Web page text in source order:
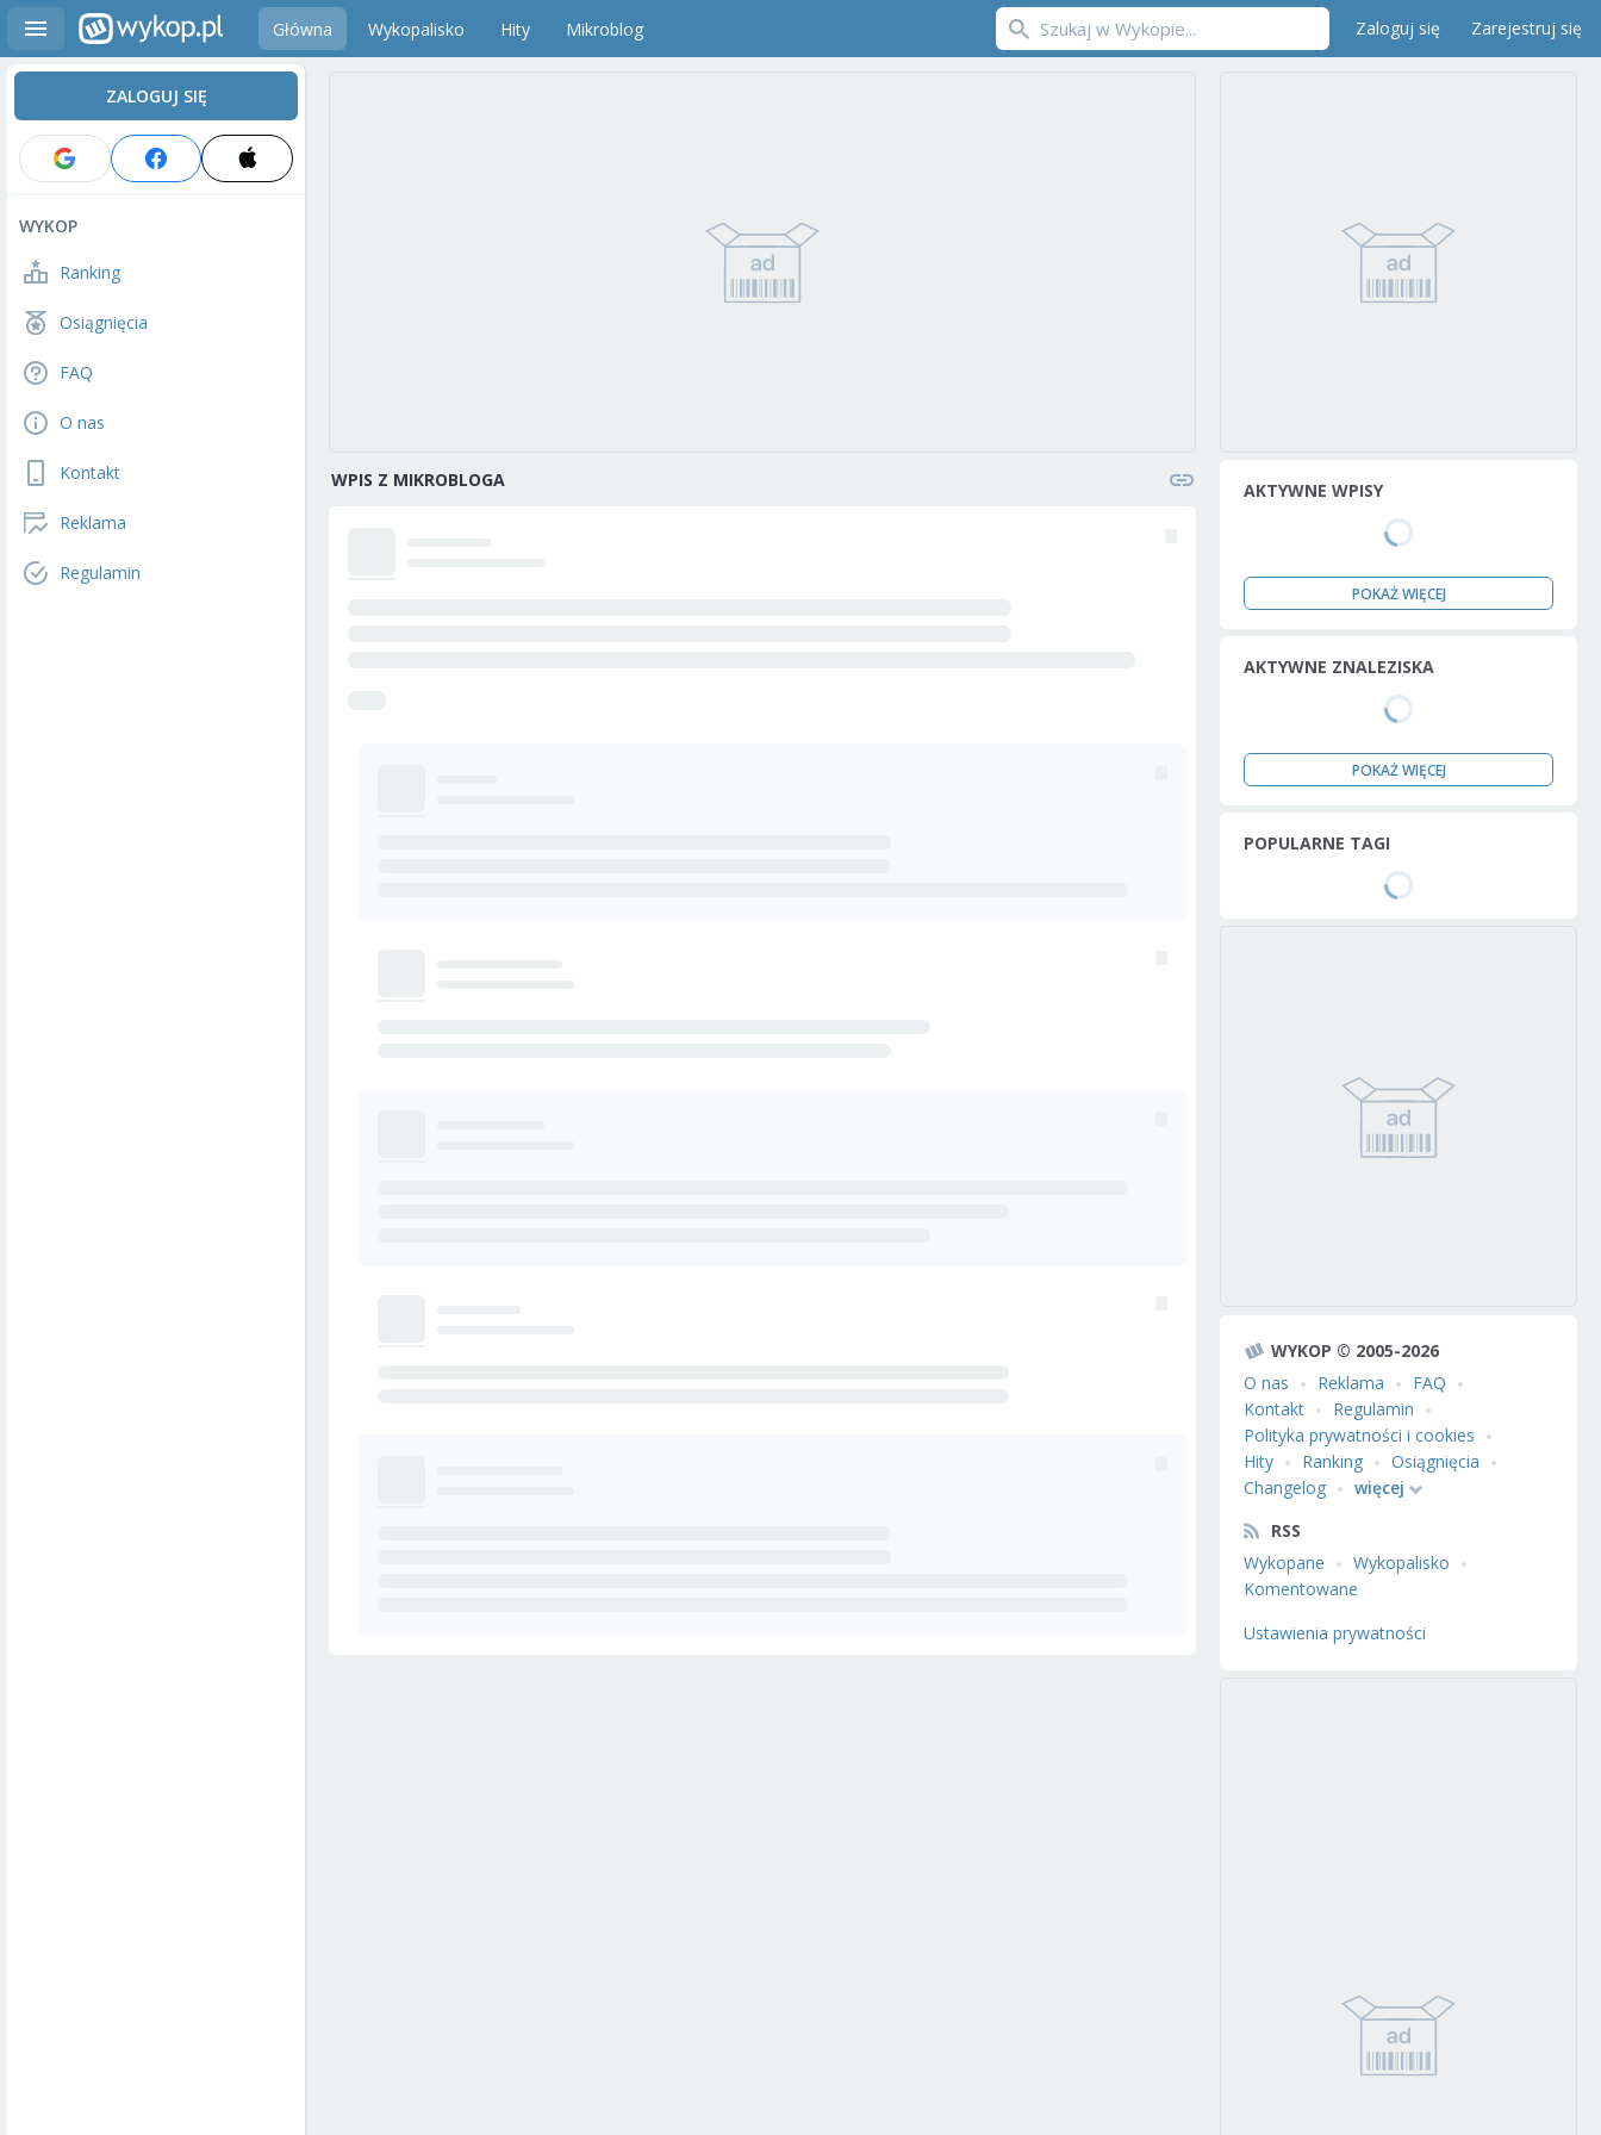
Główna Wykopalisko Hity Mikroblog Zaloguj się Zarejestruj się
ZALOGUJ SIĘ
WYKOP
Ranking
Osiągnięcia
FAQ
O nas
Kontakt
Reklama
Regulamin
WPIS Z MIKROBLOGA AKTYWNE WPISY
POKAŻ WIĘCEJ
AKTYWNE ZNALEZISKA
POKAŻ WIĘCEJ
POPULARNE TAGI
WYKOP © 2005-2026
O nas
Reklama
FAQ
Kontakt
Regulamin
Polityka prywatności i cookies
Hity
Ranking
Osiągnięcia
Changelog
więcej
RSS
Wykopane
Wykopalisko
Komentowane
Ustawienia prywatności